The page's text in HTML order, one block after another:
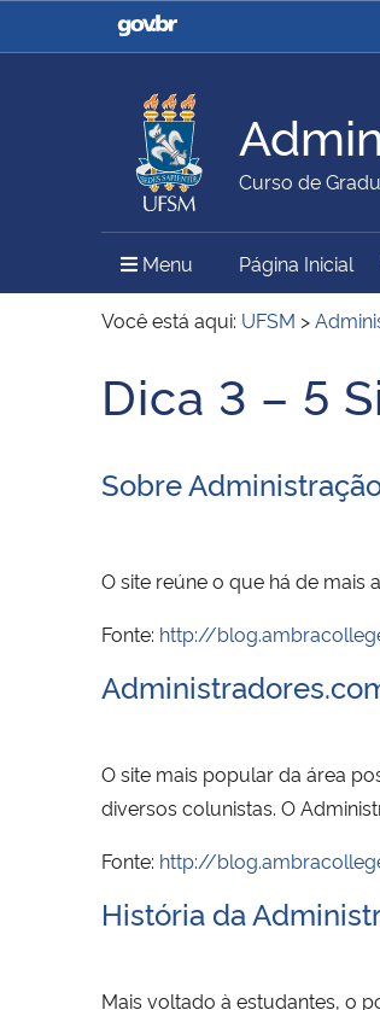
Casa Civil
Ministério da Agricultura,
Pecuária e Abastecimento
Ministério do Meio Ambiente
Secretaria de Governo
Curso de
Menu Menu Principal do
Página Inicial
Você está aqui: UFSM >
Início do conteúdo
Dica 3 – 5
Sobre
O site reúne o que há de mais
Fonte: http://
O site mais popular da área
diversos colunistas. O
Fonte: http://
História da
Mais voltado à estudantes, o